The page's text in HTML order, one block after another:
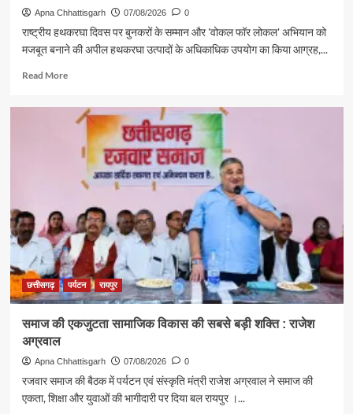
Apna Chhattisgarh 07/08/2026 0
राष्ट्रीय हथकरघा दिवस पर बुनकरों के सम्मान और 'वोकल फॉर लोकल' अभियान को
मजबूत बनाने की अपील हथकरघा उत्पादों के अधिकाधिक उपयोग का किया आग्रह,...
Read MoreRead
पर्यटन
संस्कृति
राजेश
अग्रवाल
दिया
स्वदेशी
अपनाने
का
संदेश
छत्तीसगढ़ पर्यटन रायपुर
समाज की एकजुटता सामाजिक विकास की सबसे बड़ी शक्ति : राजेश
अग्रवाल
Apna Chhattisgarh 07/08/2026 0
रजवार समाज की बैठक में पर्यटन एवं संस्कृति मंत्री राजेश अग्रवाल ने समाज की
एकता, शिक्षा और युवाओं की भागीदारी पर दिया बल रायपुर ।...